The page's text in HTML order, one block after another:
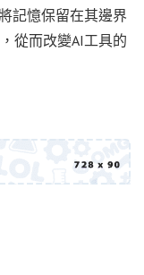
記憶保留在其邊界
從而改變AI工具的